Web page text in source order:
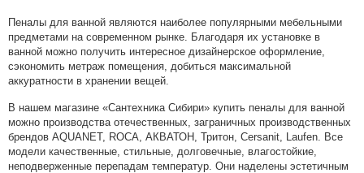
Пеналы для ванной являются наиболее популярными мебельными
предметами на современном рынке. Благодаря их установке в
ванной можно получить интересное дизайнерское оформление,
сэкономить метраж помещения, добиться максимальной
аккуратности в хранении вещей.
В нашем магазине «Сантехника Сибири» купить пеналы для ванной
можно производства отечественных, заграничных производственных
брендов AQUANET, ROCA, АКВАТОН, Тритон, Cersanit, Laufen. Все
модели качественные, стильные, долговечные, влагостойкие,
неподверженные перепадам температур. Они наделены эстетичным